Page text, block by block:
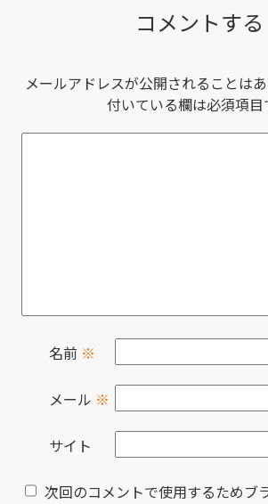
コメントする
メールアドレスが公開されることはあ
付いている欄は必須項目
名前 ※
メール ※
サイト
次回のコメントで使用するためブ